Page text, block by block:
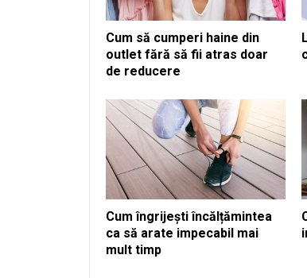
Cum să cumperi haine din
outlet fără să fii atras doar
de reducere
Cum îngrijești încălțămintea
ca să arate impecabil mai
mult timp